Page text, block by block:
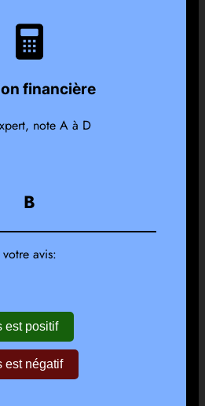
financière
note A à D
B
avis:
est positif
est négatif